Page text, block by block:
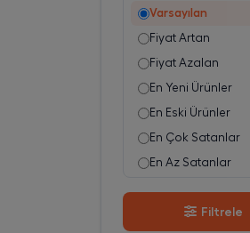
Varsayılan
Fiyat Artan
Fiyat Azalan
En Yeni Ürünler
En Eski Ürünler
En Çok Satanlar
En Az Satanlar
Stok ArtanFiltrele